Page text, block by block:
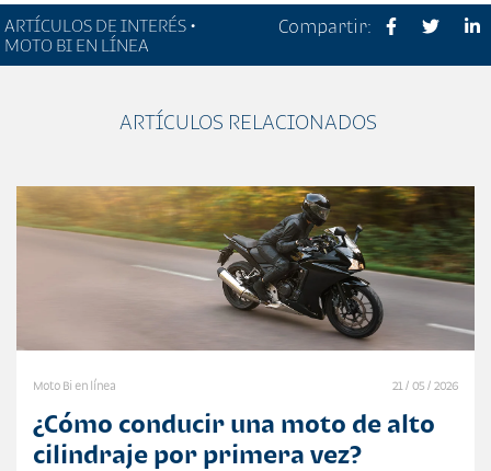
ARTÍCULOS DE INTERÉS •
MOTO BI EN LÍNEA
Compartir:
ARTÍCULOS RELACIONADOS
Moto Bi en línea 21 / 05 / 2026
¿Cómo conducir una moto de alto
cilindraje por primera vez?